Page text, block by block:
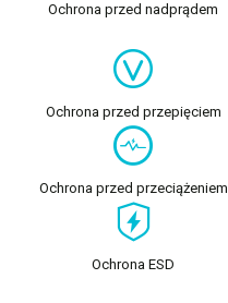
Ochrona przed nadprądem
Ochrona przed przepięciem
Ochrona przed przeciążeniem
Ochrona ESD